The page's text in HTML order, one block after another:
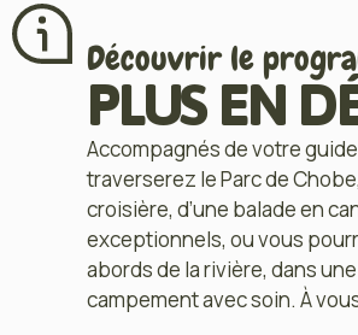
Découvrir le
PLUS EN
Accompagnés de votre
traverserez le Parc de
croisière, d’une balade en
exceptionnels, ou vous
abords de la rivière, dans
campement avec soin. À